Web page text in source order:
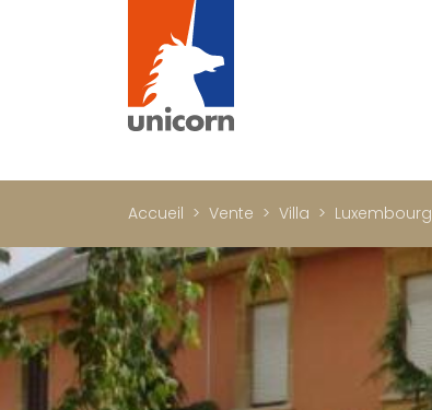
Accueil Vente Villa Luxembourg